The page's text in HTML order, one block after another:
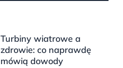
Turbiny wiatrowe a
zdrowie: co naprawdę
mówią dowody